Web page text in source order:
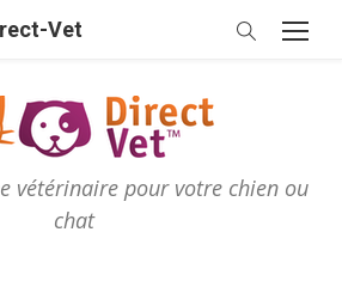
vétérinaire pour votre chien ou
chat
Vet